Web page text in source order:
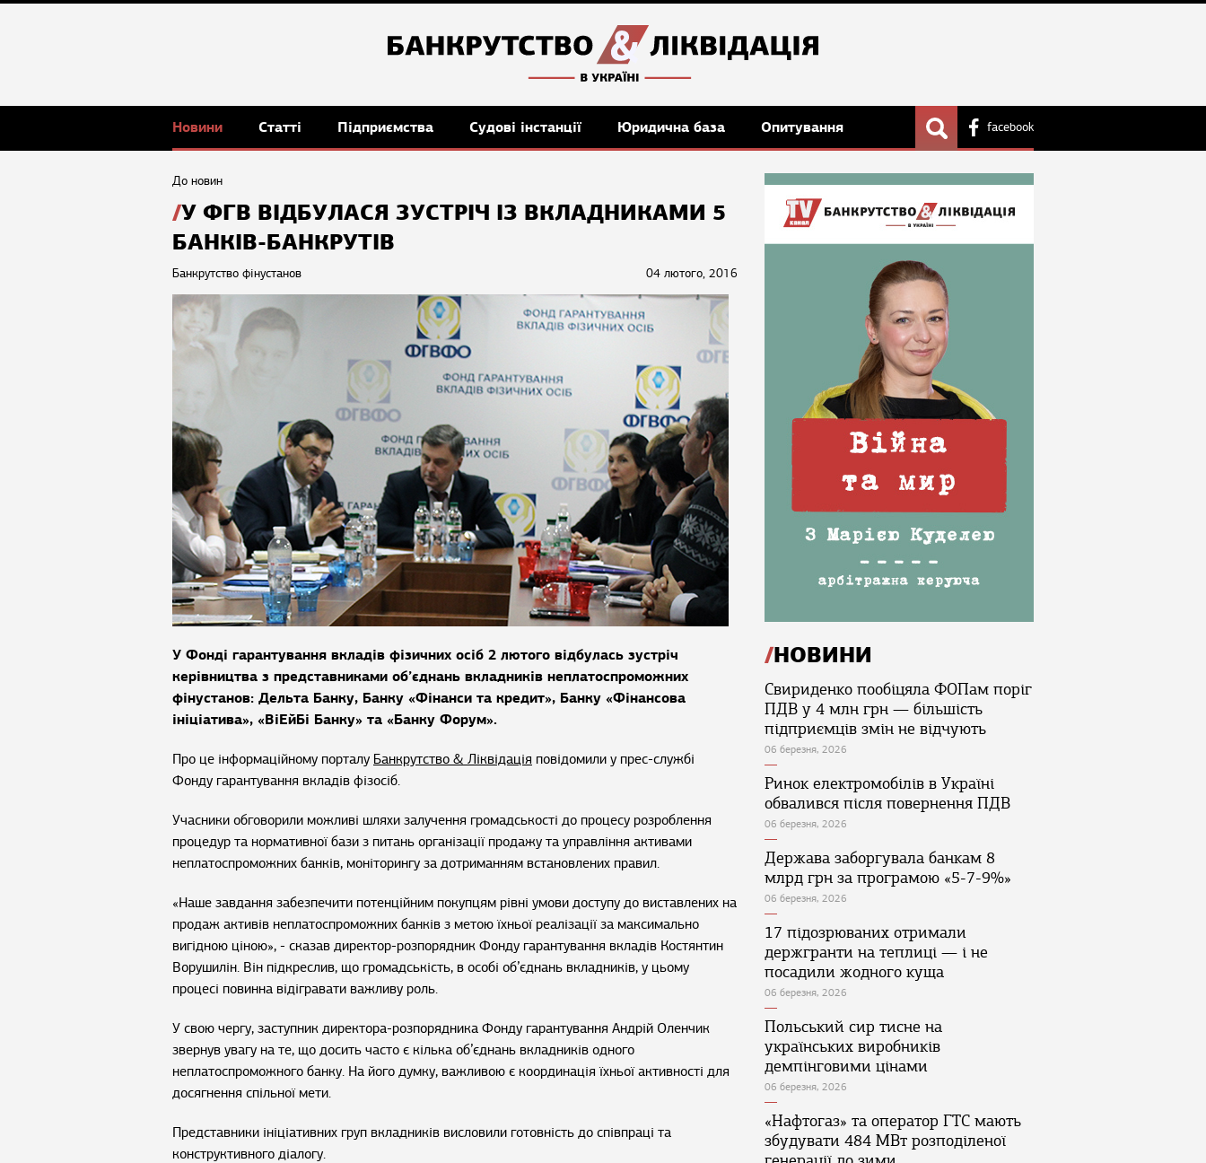
Новини Статті Підприємства Судові інстанції Юридична база Опитування facebook
До новин
У ФГВ ВІДБУЛАСЯ ЗУСТРІЧ ІЗ ВКЛАДНИКАМИ 5
БАНКІВ-БАНКРУТІВ
04 лютого, 2016
Банкрутство фінустанов
У Фонді гарантування вкладів фізичних осіб 2 лютого відбулась зустріч
керівництва з представниками об’єднань вкладників неплатоспроможних
фінустанов: Дельта Банку, Банку «Фінанси та кредит», Банку «Фінансова
ініціатива», «ВіЕйБі Банку» та «Банку Форум».
Про це інформаційному порталу Банкрутство & Ліквідація повідомили у прес-службі
Фонду гарантування вкладів фізосіб.
Учасники обговорили можливі шляхи залучення громадськості до процесу розроблення
процедур та нормативної бази з питань організації продажу та управління активами
неплатоспроможних банків, моніторингу за дотриманням встановлених правил.
«Наше завдання забезпечити потенційним покупцям рівні умови доступу до виставлених на
продаж активів неплатоспроможних банків з метою їхньої реалізації за максимально
вигідною ціною», - сказав директор-розпорядник Фонду гарантування вкладів Костянтин
Ворушилін. Він підкреслив, що громадськість, в особі об’єднань вкладників, у цьому
процесі повинна відігравати важливу роль.
У свою чергу, заступник директора-розпорядника Фонду гарантування Андрій Оленчик
звернув увагу на те, що досить часто є кілька об’єднань вкладників одного
неплатоспроможного банку. На його думку, важливою є координація їхньої активності для
досягнення спільної мети.
Представники ініціативних груп вкладників висловили готовність до співпраці та
конструктивного діалогу.
НОВИНИ
Свириденко пообіцяла ФОПам поріг
ПДВ у 4 млн грн — більшість
підприємців змін не відчують
06 березня, 2026
Ринок електромобілів в Україні
обвалився після повернення ПДВ
06 березня, 2026
Держава заборгувала банкам 8
млрд грн за програмою «5-7-9%»
06 березня, 2026
17 підозрюваних отримали
держгранти на теплиці — і не
посадили жодного куща
06 березня, 2026
Польський сир тисне на
українських виробників
демпінговими цінами
06 березня, 2026
«Нафтогаз» та оператор ГТС мають
збудувати 484 МВт розподіленої